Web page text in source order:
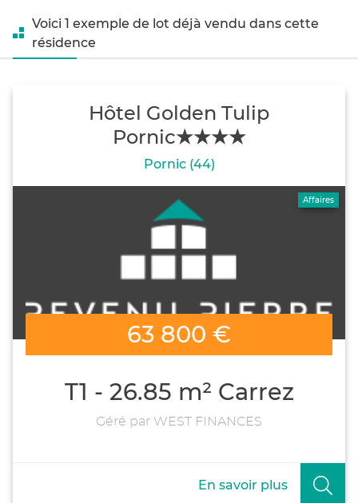
Voici 1 exemple de lot déjà vendu dans cette
résidence
Hôtel Golden Tulip
Pornic★★★★
Pornic (44)
Affaires
63 800 €
T1 - 26.85 m² Carrez
Géré par WEST FINANCES
En savoir plus